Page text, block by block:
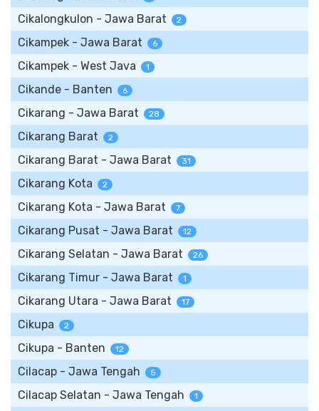
Cikalongkulon - Jawa Barat 2
Cikampek - Jawa Barat 6
Cikampek - West Java 1
Cikande - Banten 6
Cikarang - Jawa Barat 28
Cikarang Barat 2
Cikarang Barat - Jawa Barat 31
Cikarang Kota 2
Cikarang Kota - Jawa Barat 7
Cikarang Pusat - Jawa Barat 12
Cikarang Selatan - Jawa Barat 26
Cikarang Timur - Jawa Barat 1
Cikarang Utara - Jawa Barat 17
Cikupa 2
Cikupa - Banten 12
Cilacap - Jawa Tengah 5
Cilacap Selatan - Jawa Tengah 1